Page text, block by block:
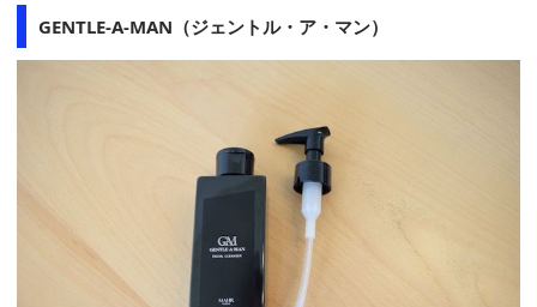
GENTLE-A-MAN（ジェントル・ア・マン）